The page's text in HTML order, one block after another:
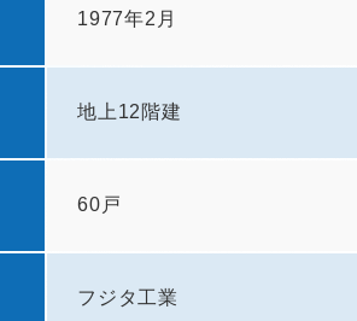
1977年2月
地上12階建
60戸
フジタ工業